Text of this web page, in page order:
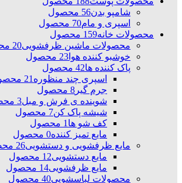
شامپو بدن56 محصول
اسپری و مام70 محصول
محصولات خانه159 محصول
محصولات ماشین ظرفشویی20 محصول
خوشبو کننده هوا 23 محصول
پاک کننده ها42 محصول
اسپری چند منظوره21 محصول
جرم گیر 8 محصول
شوینده ی فرش و مبل3 محصول
شیشه پاک کن7 محصول
کف شو ها1 محصول
مایع تمیز کننده0 محصول
مایع ظرفشویی و دستشویی26 محصول
مایع دستشویی12 محصول
مایع ظرفشویی14 محصول
محصولات لباسشویی40 محصول